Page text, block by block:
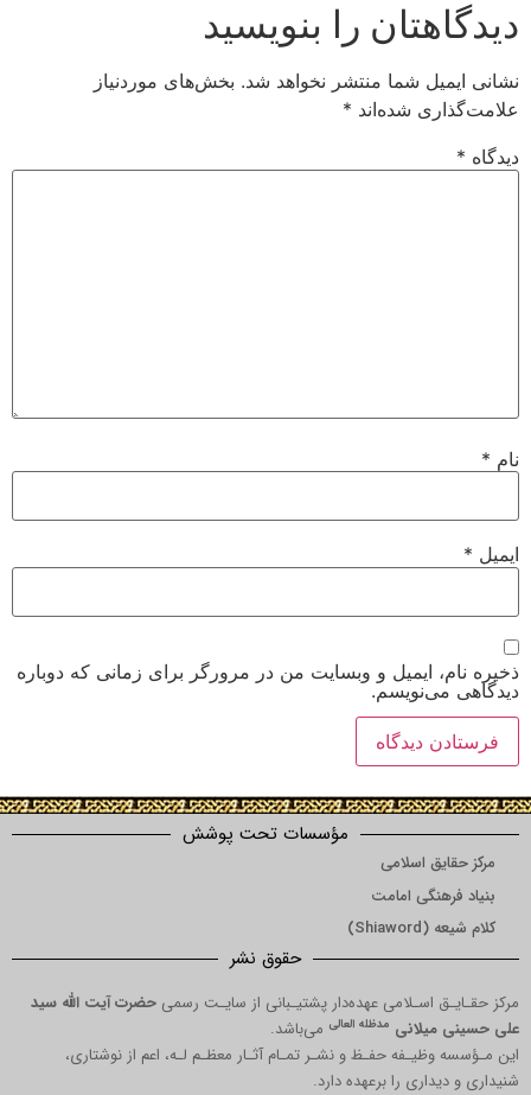
دیدگاهتان را بنویسید
نشانی ایمیل شما منتشر نخواهد شد. بخش‌های موردنیاز
علامت‌گذاری شده‌اند *
دیدگاه *
نام *
ایمیل *
ذخیره نام، ایمیل و وبسایت من در مرورگر برای زمانی که دوباره
دیدگاهی می‌نویسم.
مؤسسات تحت پوشش
مرکز حقایق اسلامی
بنیاد فرهنگی امامت
کلام شیعه (Shiaword)
حقوق نشر
مرکز حقـایـق اسـلامی عهده‌دار پشتیـبانی از سایـت رسمی حضرت آیت الله سید
علی حسینی میلانی مدظله العالی می‌باشد.
این مـؤسسه وظیـفه حفـظ و نشـر تمـام آثـار معظـم لـه، اعم از نوشتاری،
شنیداری و دیداری را برعهده دارد.